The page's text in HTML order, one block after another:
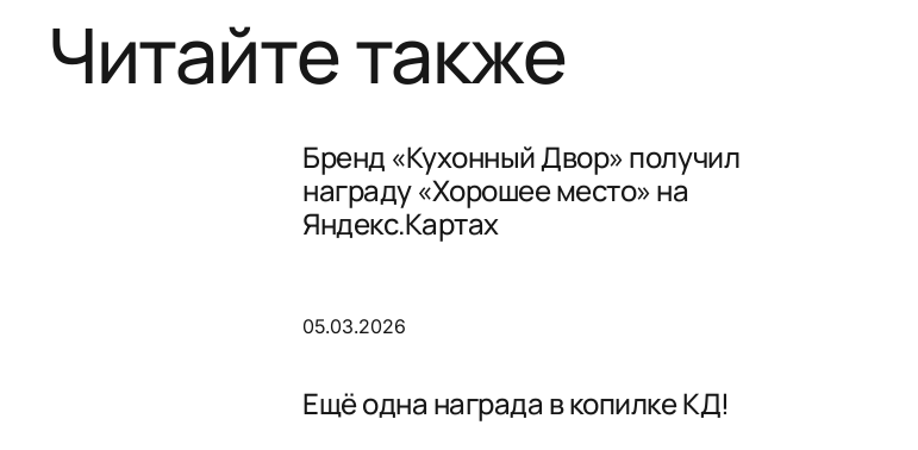
Читайте также
Бренд «Кухонный Двор» получил
награду «Хорошее место» на
Яндекс.Картах
05.03.2026
Ещё одна награда в копилке КД!